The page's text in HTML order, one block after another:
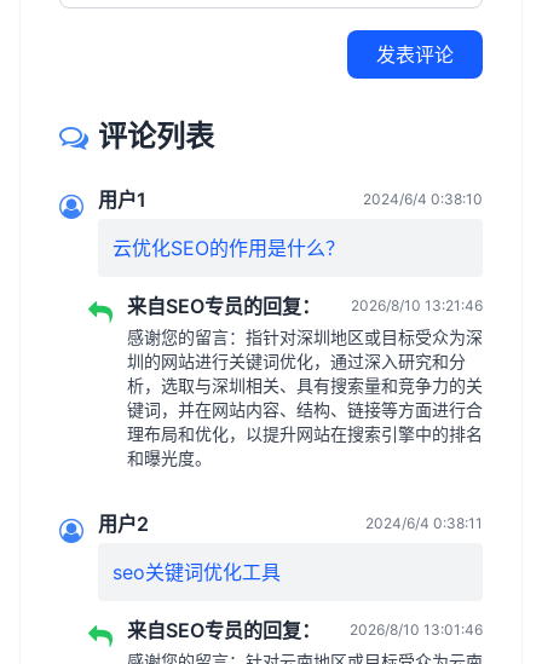
发表评论
评论列表
用户1 2024/6/4 0:38:10
云优化SEO的作用是什么？
来自SEO专员的回复： 2026/8/10 13:21:46
感谢您的留言：指针对深圳地区或目标受众为深
圳的网站进行关键词优化，通过深入研究和分
析，选取与深圳相关、具有搜索量和竞争力的关
键词，并在网站内容、结构、链接等方面进行合
理布局和优化，以提升网站在搜索引擎中的排名
和曝光度。
用户2 2024/6/4 0:38:11
seo关键词优化工具
来自SEO专员的回复： 2026/8/10 13:01:46